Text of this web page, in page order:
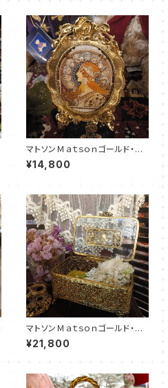
マトソンＭａｔｓｏｎゴールド・フ
ォトスタンド（MT0023）
¥14,800
マトソンＭａｔｓｏｎゴールド・ジ
ュエリーボックス（MTJB002
6）
¥21,800